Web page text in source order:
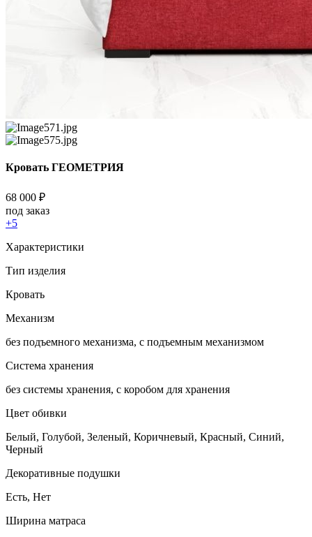
Кровать ГЕОМЕТРИЯ
68 000 ₽
под заказ
+5
Характеристики
Тип изделия
Кровать
Механизм
без подъемного механизма, с подъемным механизмом
Система хранения
без системы хранения, с коробом для хранения
Цвет обивки
Белый, Голубой, Зеленый, Коричневый, Красный, Синий,
Черный
Декоративные подушки
Есть, Нет
Ширина матраса